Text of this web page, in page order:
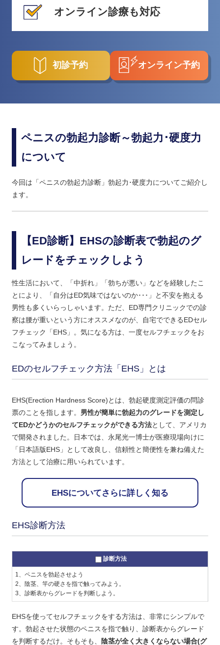
オンライン診療も対応
初診予約 オンライン予約
ペニスの勃起力診断～勃起力･硬度力
について
今回は「ペニスの勃起力診断」勃起力･硬度力についてご紹介し
ます。
【ED診断】EHSの診断表で勃起のグ
レードをチェックしよう
性生活において、「中折れ」「勃ちが悪い」などを経験したこ
とにより、「自分はED気味ではないのか･･･」と不安を抱える
男性も多くいらっしゃいます。ただ、ED専門クリニックでの診
察は腰が重いという方にオススメなのが、自宅でできるEDセル
フチェック「EHS」。気になる方は、一度セルフチェックをお
こなってみましょう。
EDのセルフチェック方法「EHS」とは
EHS(Erection Hardness Score)とは、勃起硬度測定評価の問診
票のことを指します。 男性が簡単に勃起力のグレードを測定し
てEDかどうかのセルフチェックができる方法として、アメリカ
で開発されました。日本では、永尾光一博士が医療現場向けに
「日本語版EHS」として改良し、信頼性と簡便性を兼ね備えた
方法として治療に用いられています。
EHSについてさらに詳しく知る
EHS診断方法
診断方法
1、ペニスを勃起させよう
2、陰茎、竿の硬さを指で触ってみよう。
3、診断表からグレードを判断しよう。
EHSを使ってセルフチェックをする方法は、非常にシンプルで
す。勃起させた状態のペニスを指で触り、診断表からグレード
を判断するだけ。そもそも、
陰茎が全く大きくならない場合(グ